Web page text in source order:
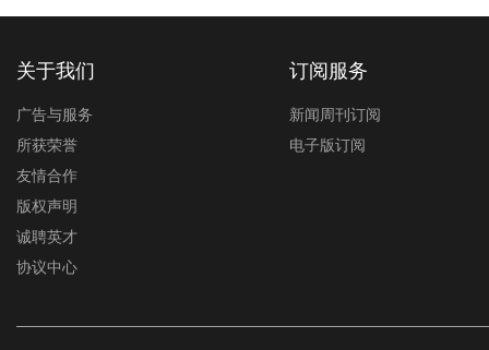
关于我们
广告与服务
所获荣誉
友情合作
版权声明
诚聘英才
协议中心
订阅服务
新闻周刊订阅
电子版订阅